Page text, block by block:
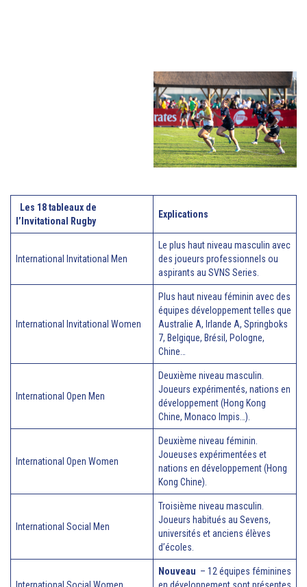
Les 18 tableaux de
l’Invitational
Rugby
Explications
International Invitational Men
Le plus haut niveau masculin avec
des joueurs professionnels ou
aspirants au SVNS Series.
International Invitational Women
Plus haut niveau féminin avec des
équipes développement telles que
Australie A, Irlande A, Springboks
7, Belgique, Brésil, Pologne,
Chine…
International Open Men
Deuxième niveau masculin.
Joueurs expérimentés, nations en
développement (Hong Kong
Chine, Monaco Impis…).
International Open Women
Deuxième niveau féminin.
Joueuses expérimentées et
nations en développement (Hong
Kong Chine).
International Social Men
Troisième niveau masculin.
Joueurs habitués au Sevens,
universités et anciens élèves
d’écoles.
International Social Women
Nouveau – 12 équipes féminines
en développement sont présentes